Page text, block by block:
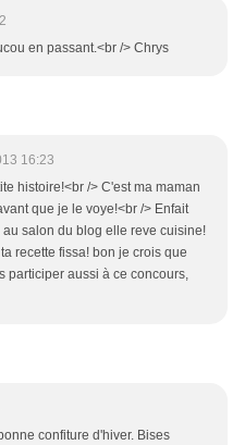
en passant.<br /> Chrys
16:23
histoire!<br /> C'est ma maman
que je le voye!<br /> Enfait
salon du blog elle reve cuisine!
recette fissa! bon je crois que
participer aussi à ce concours,
confiture d'hiver. Bises